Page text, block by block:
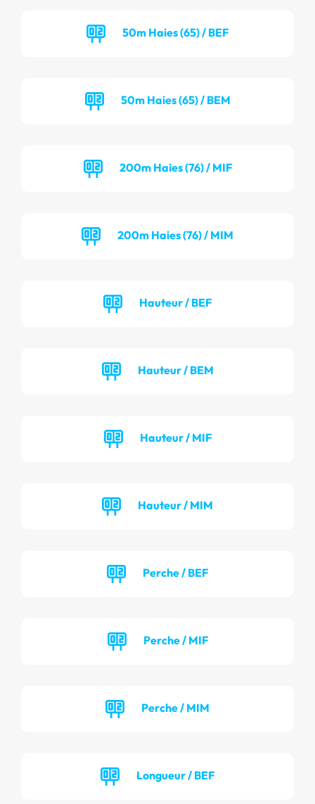
50m Haies (65) / BEF
50m Haies (65) / BEM
200m Haies (76) / MIF
200m Haies (76) / MIM
Hauteur / BEF
Hauteur / BEM
Hauteur / MIF
Hauteur / MIM
Perche / BEF
Perche / MIF
Perche / MIM
Longueur / BEF